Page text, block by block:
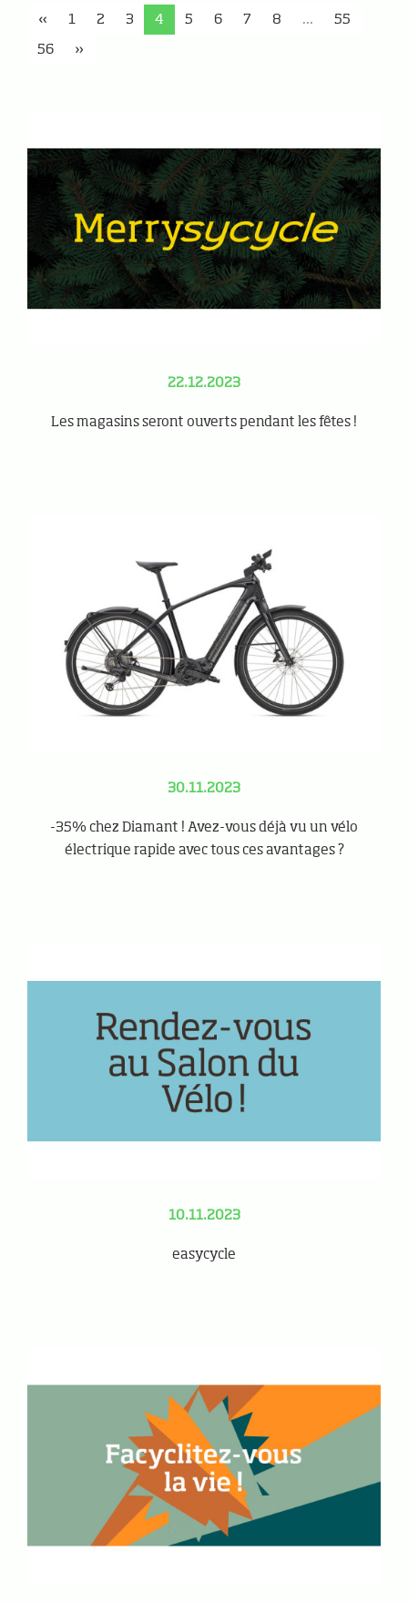
« 1 2 3 4 5 6 7 8 ... 55
56 »
22.12.2023
Les magasins seront ouverts pendant les fêtes !
30.11.2023
-35% chez Diamant ! Avez-vous déjà vu un vélo
électrique rapide avec tous ces avantages ?
10.11.2023
easycycle